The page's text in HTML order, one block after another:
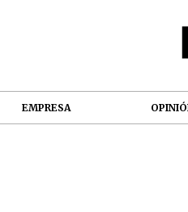
EMPRESA